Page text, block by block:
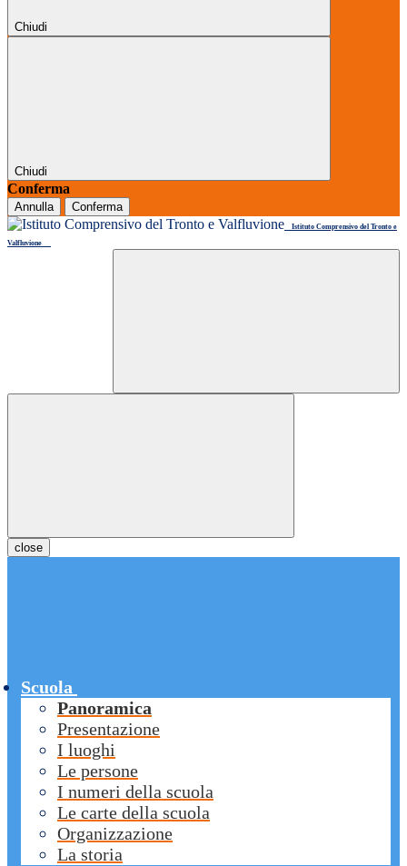
Chiudi
Chiudi
Conferma
Annulla Conferma
Istituto Comprensivo del Tronto e
Valfluvione
close
Scuola
Panoramica
Presentazione
I luoghi
Le persone
I numeri della scuola
Le carte della scuola
Organizzazione
La storia